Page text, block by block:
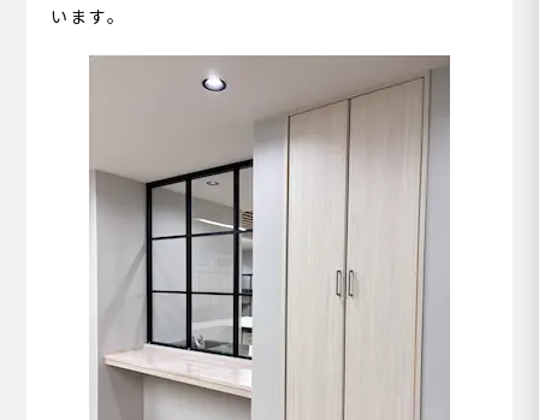
います。